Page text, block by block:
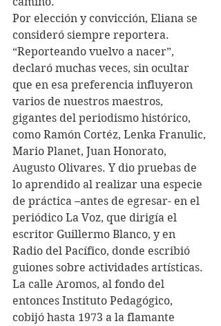
Por elección y convicción, Eliana se
consideró siempre reportera.
“Reporteando vuelvo a nacer”,
declaró muchas veces, sin ocultar
que en esa preferencia influyeron
varios de nuestros maestros,
gigantes del periodismo histórico,
como Ramón Cortéz, Lenka Franulic,
Mario Planet, Juan Honorato,
Augusto Olivares. Y dio pruebas de
lo aprendido al realizar una especie
de práctica –antes de egresar- en el
periódico La Voz, que dirigía el
escritor Guillermo Blanco, y en
Radio del Pacífico, donde escribió
guiones sobre actividades artísticas.
La calle Aromos, al fondo del
entonces Instituto Pedagógico,
cobijó hasta 1973 a la flamante